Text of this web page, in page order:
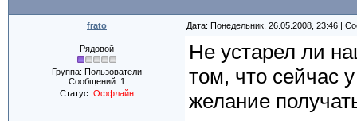
frato Дата: Понедельник, 26.05.2008, 23:46 |
Рядовой
Группа: Пользователи
Сообщений: 1
Статус: Оффлайн
Не устарел ли
том, что сейчас
желание